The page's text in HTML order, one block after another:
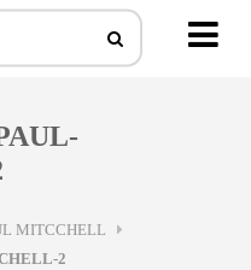
MITCCHELL
2